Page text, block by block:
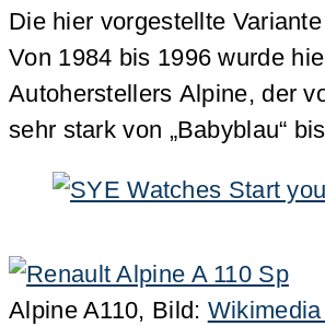
Die hier vorgestellte
Von 1984 bis 1996 wurde
Autoherstellers Alpine, der
sehr stark von „Babyblau“
Alpine A110, Bild: